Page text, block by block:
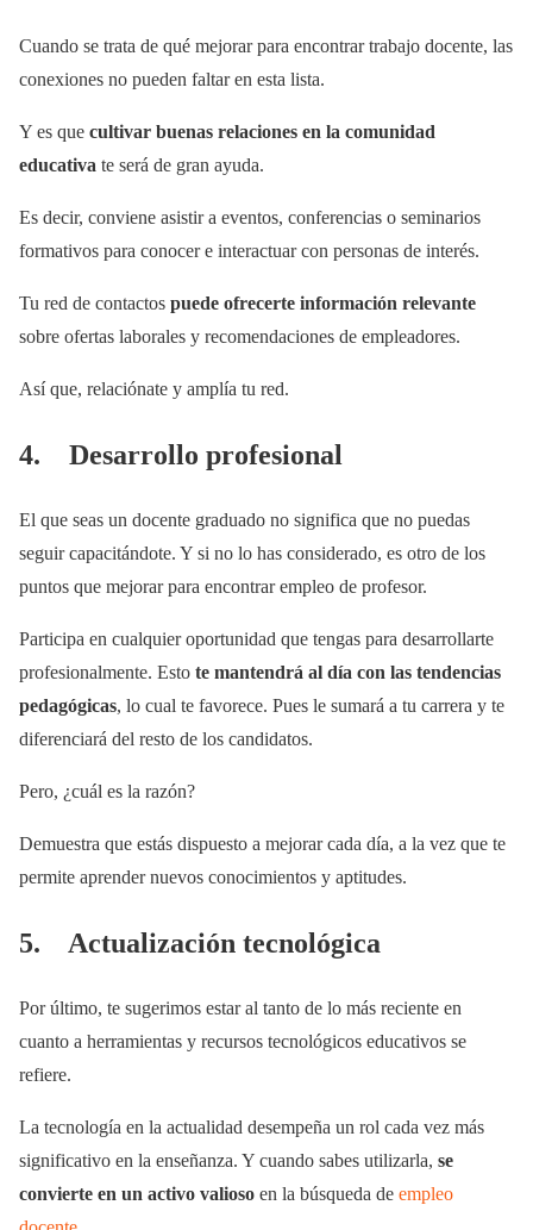
Cuando se trata de qué mejorar para encontrar trabajo docente, las
conexiones no pueden faltar en esta lista.
Y es que cultivar buenas relaciones en la comunidad
educativa te será de gran ayuda.
Es decir, conviene asistir a eventos, conferencias o seminarios
formativos para conocer e interactuar con personas de interés.
Tu red de contactos puede ofrecerte información relevante
sobre ofertas laborales y recomendaciones de empleadores.
Así que, relaciónate y amplía tu red.
4. Desarrollo profesional
El que seas un docente graduado no significa que no puedas
seguir capacitándote. Y si no lo has considerado, es otro de los
puntos que mejorar para encontrar empleo de profesor.
Participa en cualquier oportunidad que tengas para desarrollarte
profesionalmente. Esto te mantendrá al día con las tendencias
pedagógicas, lo cual te favorece. Pues le sumará a tu carrera y te
diferenciará del resto de los candidatos.
Pero, ¿cuál es la razón?
Demuestra que estás dispuesto a mejorar cada día, a la vez que te
permite aprender nuevos conocimientos y aptitudes.
5. Actualización tecnológica
Por último, te sugerimos estar al tanto de lo más reciente en
cuanto a herramientas y recursos tecnológicos educativos se
refiere.
La tecnología en la actualidad desempeña un rol cada vez más
significativo en la enseñanza. Y cuando sabes utilizarla, se
convierte en un activo valioso en la búsqueda de empleo